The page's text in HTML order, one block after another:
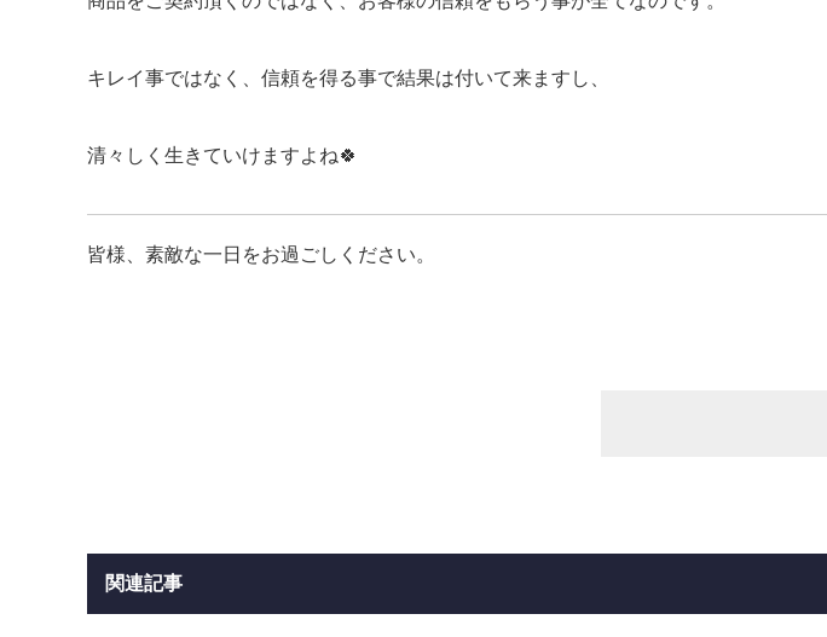
キレイ事ではなく、信頼を得る事で結果は付いて来ますし、
清々しく生きていけますよね🍀
皆様、素敵な一日をお過ごしください。
関連記事